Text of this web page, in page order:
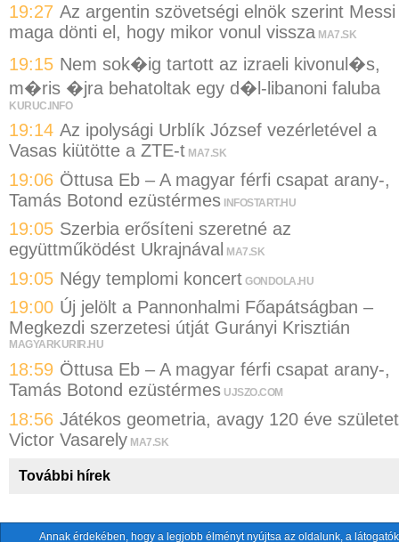
19:27 Az argentin szövetségi elnök szerint Messi
maga dönti el, hogy mikor vonul vissza MA7.SK
19:15 Nem sok�ig tartott az izraeli kivonul�s,
m�ris �jra behatoltak egy d�l-libanoni faluba
KURUC.INFO
19:14 Az ipolysági Urblík József vezérletével a
Vasas kiütötte a ZTE-t MA7.SK
19:06 Öttusa Eb – A magyar férfi csapat arany-,
Tamás Botond ezüstérmes INFOSTART.HU
19:05 Szerbia erősíteni szeretné az
együttműködést Ukrajnával
MA7.SK
19:05 Négy templomi koncert GONDOLA.HU
19:00 Új jelölt a Pannonhalmi Főapátságban –
Megkezdi szerzetesi útját Gurányi Krisztián
MAGYARKURIR.HU
18:59 Öttusa Eb – A magyar férfi csapat arany-,
Tamás Botond ezüstérmes UJSZO.COM
18:56 Játékos geometria, avagy 120 éve
Victor Vasarely MA7.SK
További hírek
Annak érdekében, hogy a legjobb élményt nyújtsa az oldalunk, a látogatók